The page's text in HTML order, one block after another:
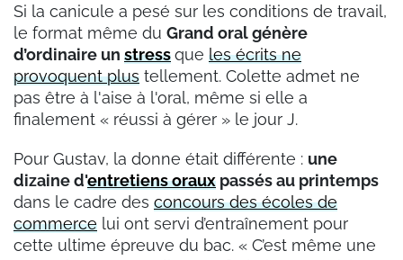
Si la canicule a pesé sur les conditions de travail,
le format même du Grand oral génère
d’ordinaire un stressque les écrits ne
provoquent plus tellement. Colette admet ne
pas être à l'aise à l'oral, même si elle a
finalement « réussi à gérer » le jour J.
Pour Gustav, la donne était différente : une
dizaine d'entretiens oraux passés au printemps
dans le cadre des concours des écoles de
commerce lui ont servi d’entraînement pour
cette ultime épreuve du bac. « C’est même une